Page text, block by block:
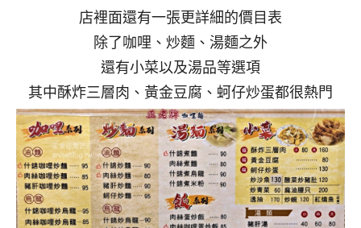
店裡面還有一張更詳細的價目表
除了咖哩、炒麵、湯麵之外
還有小菜以及湯品等選項
其中酥炸三層肉、黃金豆腐、蚵仔炒蛋都很熱門